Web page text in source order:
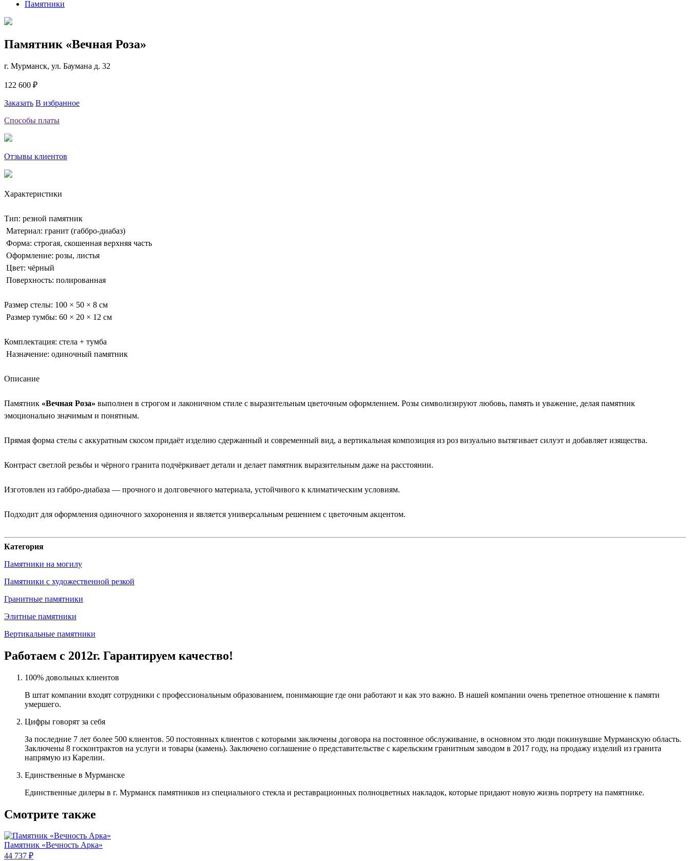
Памятники
Памятник «Вечная Роза»
г. Мурманск, ул. Баумана д. 32
122 600 ₽
Заказать В избранное
Способы платы
Отзывы клиентов
Характеристики
Тип: резной памятник
Материал: гранит (габбро-диабаз)
Форма: строгая, скошенная верхняя часть
Оформление: розы, листья
Цвет: чёрный
Поверхность: полированная
Размер стелы: 100 × 50 × 8 см
Размер тумбы: 60 × 20 × 12 см
Комплектация: стела + тумба
Назначение: одиночный памятник
Описание
Памятник «Вечная Роза» выполнен в строгом и лаконичном стиле с выразительным цветочным оформлением. Розы символизируют любовь, память и уважение, делая памятник
эмоционально значимым и понятным.
Прямая форма стелы с аккуратным скосом придаёт изделию сдержанный и современный вид, а вертикальная композиция из роз визуально вытягивает силуэт и добавляет изящества.
Контраст светлой резьбы и чёрного гранита подчёркивает детали и делает памятник выразительным даже на расстоянии.
Изготовлен из габбро-диабаза — прочного и долговечного материала, устойчивого к климатическим условиям.
Подходит для оформления одиночного захоронения и является универсальным решением с цветочным акцентом.
Категория
Памятники на могилу
Памятники с художественной резкой
Гранитные памятники
Элитные памятники
Вертикальные памятники
Работаем с 2012г. Гарантируем качество!
100% довольных клиентов
В штат компании входят сотрудники с профессиональным образованием, понимающие где они работают и как это важно. В нашей компании очень трепетное отношение к памяти
умершего.
Цифры говорят за себя
За последние 7 лет более 500 клиентов. 50 постоянных клиентов с которыми заключены договора на постоянное обслуживание, в основном это люди покинувшие Мурманскую область.
Заключены 8 госконтрактов на услуги и товары (камень). Заключено соглашение о представительстве с карельским гранитным заводом в 2017 году, на продажу изделий из гранита
напрямую из Карелии.
Единственные в Мурманске
Единственные дилеры в г. Мурманск памятников из специального стекла и реставрационных полноцветных накладок, которые придают новую жизнь портрету на памятнике.
Смотрите также
Памятник «Вечность Арка»
44 737 ₽